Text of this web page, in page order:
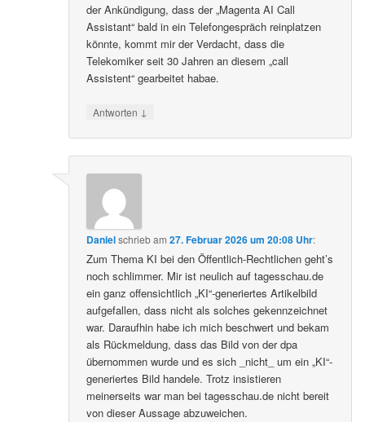
der Ankündigung, dass der „Magenta AI Call
Assistant“ bald in ein Telefongespräch reinplatzen
könnte, kommt mir der Verdacht, dass die
Telekomiker seit 30 Jahren an diesem „call
Assistent“ gearbeitet habae.
Antworten ↓
Danielschriebam27. Februar 2026 um 20:08 Uhr:
Zum Thema KI bei den Öffentlich-Rechtlichen geht’s
noch schlimmer. Mir ist neulich auf tagesschau.de
ein ganz offensichtlich „KI“-generiertes Artikelbild
aufgefallen, dass nicht als solches gekennzeichnet
war. Daraufhin habe ich mich beschwert und bekam
als Rückmeldung, dass das Bild von der dpa
übernommen wurde und es sich _nicht_ um ein „KI“-
generiertes Bild handele. Trotz insistieren
meinerseits war man bei tagesschau.de nicht bereit
von dieser Aussage abzuweichen.